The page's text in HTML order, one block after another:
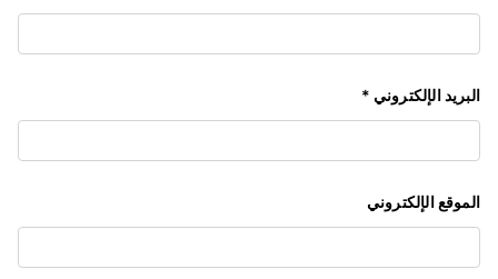
البريد الإلكتروني *
الموقع الإلكتروني